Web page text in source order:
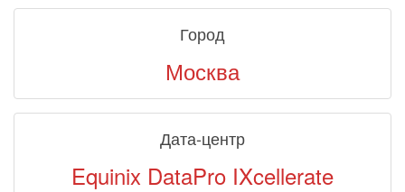
Город
Москва
Дата-центр
Equinix DataPro IXcellerate